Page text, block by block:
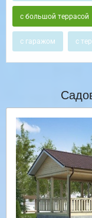
с большой террасой
с гаражом с